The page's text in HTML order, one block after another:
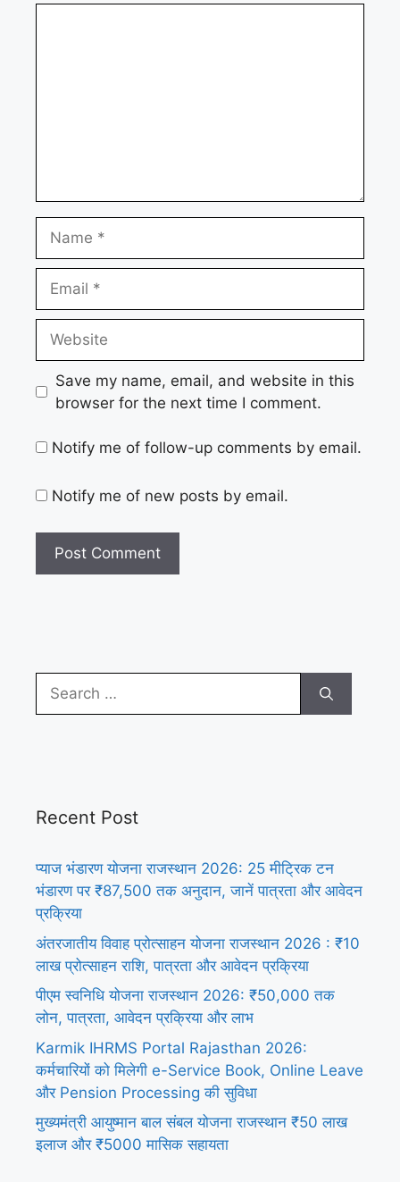
Save my name, email, and website in this
browser for the next time I comment.
Notify me of follow-up comments by email.
Notify me of new posts by email.
Search
for:
Recent Post
प्याज भंडारण योजना राजस्थान 2026: 25 मीट्रिक टन
भंडारण पर ₹87,500 तक अनुदान, जानें पात्रता और आवेदन
प्रक्रिया
अंतरजातीय विवाह प्रोत्साहन योजना राजस्थान 2026 : ₹10
लाख प्रोत्साहन राशि, पात्रता और आवेदन प्रक्रिया
पीएम स्वनिधि योजना राजस्थान 2026: ₹50,000 तक
लोन, पात्रता, आवेदन प्रक्रिया और लाभ
Karmik IHRMS Portal Rajasthan 2026:
कर्मचारियों को मिलेगी e-Service Book, Online Leave
और Pension Processing की सुविधा
मुख्यमंत्री आयुष्मान बाल संबल योजना राजस्थान ₹50 लाख
इलाज और ₹5000 मासिक सहायता